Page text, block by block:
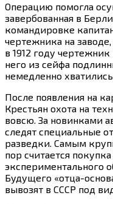
Операцию помогла
завербованная в
командировке
чертежника на
в 1912 году
него из сейфа
немедленно
После появления на
Крестьян охота на
вовсю. За новинками
следят специальные
разведки. Самым
пор считается
экспериментального
Будущего «отца-
вывозят в СССР под